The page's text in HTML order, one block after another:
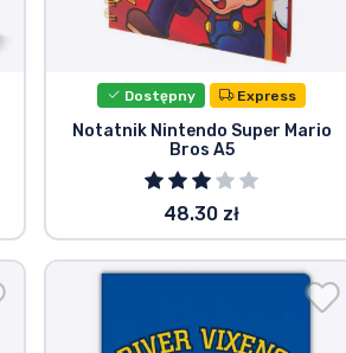
Dostępny Express
Notatnik Nintendo Super Mario
Bros A5
48.30 zł